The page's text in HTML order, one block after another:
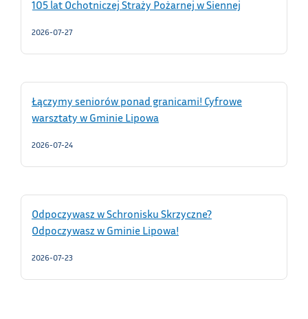
105 lat Ochotniczej Straży Pożarnej w Siennej
2026-07-27
Łączymy seniorów ponad granicami! Cyfrowe
warsztaty w Gminie Lipowa
2026-07-24
Odpoczywasz w Schronisku Skrzyczne?
Odpoczywasz w Gminie Lipowa!
2026-07-23